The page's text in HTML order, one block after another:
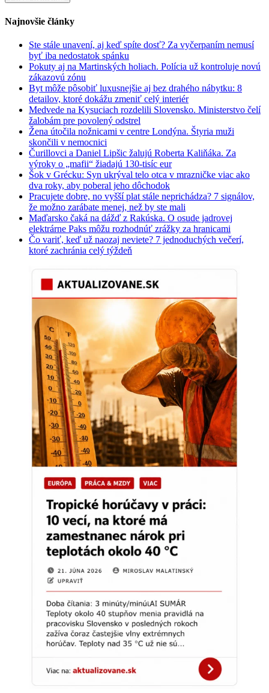
Najnovšie články
Ste stále unavení, aj keď spíte dosť? Za vyčerpaním nemusí
byť iba nedostatok spánku
Pokuty aj na Martinských holiach. Polícia už kontroluje novú
zákazovú zónu
Byt môže pôsobiť luxusnejšie aj bez drahého nábytku: 8
detailov, ktoré dokážu zmeniť celý interiér
Medvede na Kysuciach rozdelili Slovensko. Ministerstvo čelí
žalobám pre povolený odstrel
Žena útočila nožnicami v centre Londýna. Štyria muži
skončili v nemocnici
Čurillovci a Daniel Lipšic žalujú Roberta Kaliňáka. Za
výroky o „mafii“ žiadajú 130-tisíc eur
Šok v Grécku: Syn ukrýval telo otca v mrazničke viac ako
dva roky, aby poberal jeho dôchodok
Pracujete dobre, no vyšší plat stále neprichádza? 7 signálov,
že možno zarábate menej, než by ste mali
Maďarsko čaká na dážď z Rakúska. O osude jadrovej
elektrárne Paks môžu rozhodnúť zrážky za hranicami
Čo variť, keď už naozaj neviete? 7 jednoduchých večerí,
ktoré zachránia celý týždeň